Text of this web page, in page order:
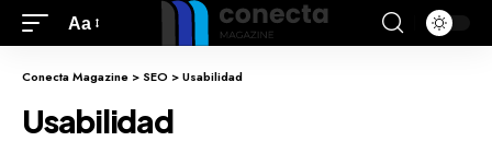
Aa
Conecta Magazine > SEO >Usabilidad
Usabilidad